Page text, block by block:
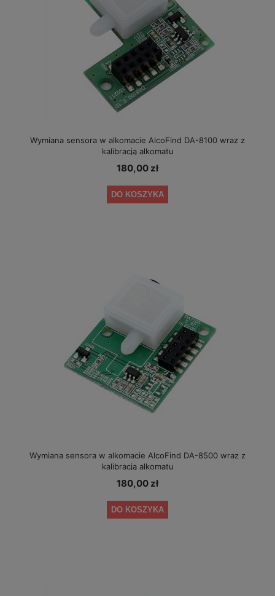
Wymiana sensora w alkomacie AlcoFind DA-8100 wraz z
kalibracją alkomatu
180,00 zł
DO KOSZYKA
Wymiana sensora w alkomacie AlcoFind DA-8500 wraz z
kalibracją alkomatu
180,00 zł
DO KOSZYKA